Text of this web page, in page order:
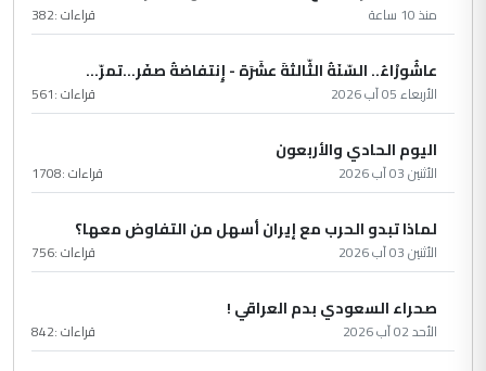
منذ 10 ساعة قراءات :382
عاشُورْاءُ.. السّنَةُ الثّالثةَ عشَرَة - إِنتفاضةُ صفَر…تمرّ...
الأربعاء 05 آب 2026 قراءات :561
اليوم الحادي والأربعون
الأثنين 03 آب 2026 قراءات :1708
لماذا تبدو الحرب مع إيران أسهل من التفاوض معها؟
الأثنين 03 آب 2026 قراءات :756
صحراء السعودي بدم العراقي !
الأحد 02 آب 2026 قراءات :842